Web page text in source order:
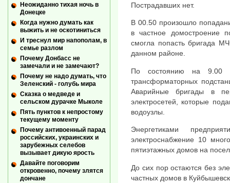
Пострадавших нет.
В 00.50 произошло
в частное домостроение
смогла попасть бригада
данном районе.
По состоянию на 9.00
трансформаторных
Аварийные бригады в
электросетей, которые
водоузлы.
Энергетиками
электроснабжение 10
пятиэтажных домов на
До сих пор остаются без
частных домов в
Неожиданно тихая ночь в
Донецке
Когда нужно думать как
выжить и не оскотиниться
И треснул мир напополам, в
семье разлом
Почему Донбасс не
замечали и не замечают?
Почему не надо думать, что
Зеленский - голубь мира
Сказка о медведе и
сельском дурачке Мыколе
Пять пунктов к непростому
текущему моменту
Почему антивоенный парад
российских, украинских и
зарубежных селебов
вызывает дикую ярость
Давайте поговорим
откровенно, почему злятся
дончане